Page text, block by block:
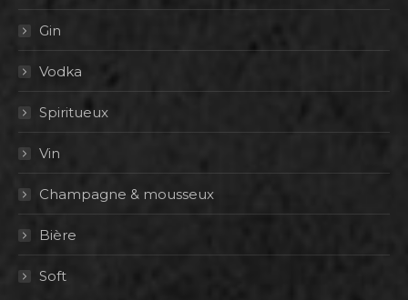
Gin
Vodka
Spiritueux
Vin
Champagne & mousseux
Bière
Soft